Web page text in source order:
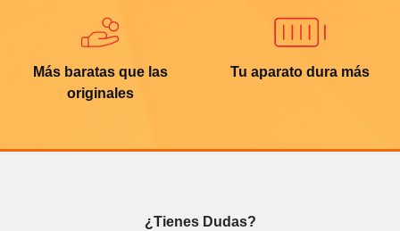
Más baratas que las
originales
Tu aparato dura más
¿Tienes Dudas?